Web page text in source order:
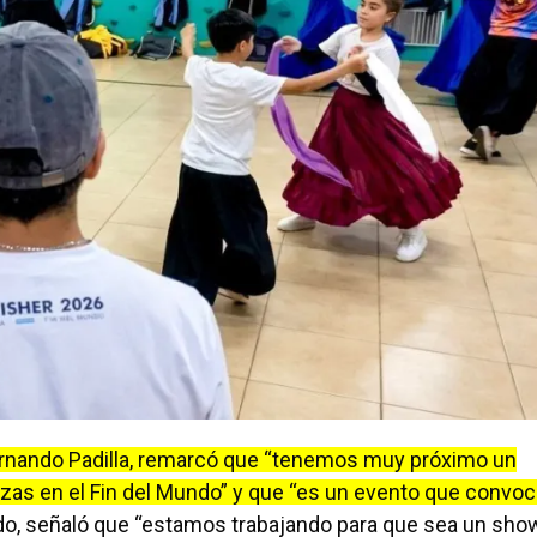
Padilla, remarcó que “tenemos muy próximo un
en el Fin del Mundo” y que “es un evento que
señaló que “estamos trabajando para que sea un